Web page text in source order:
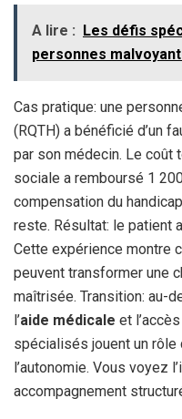
A lire : Les défis
personnes
Cas pratique: une
(RQTH) a bénéficié d’un
par son médecin. Le coût
sociale a remboursé 1
compensation du
reste. Résultat: le patient
Cette expérience montre
peuvent transformer une
maîtrisée. Transition: au-
l’aide médicale et
spécialisés jouent un
l’autonomie. Vous voyez
accompagnement